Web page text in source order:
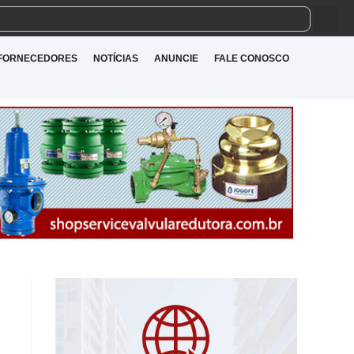
NOTÍCIAS ANUNCIE FALE CONOSCO